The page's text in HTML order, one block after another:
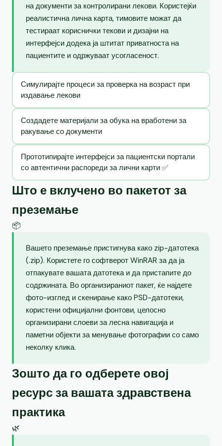
на документи за контролирани лекови. Користејќи
реалистична лична карта, тимовите можат да
тестираат кориснички текови и дизајни на
интерфејси додека ја штитат приватноста на
пациентите и одржуваат усогласеност.
Симулирајте процеси за проверка на возраст при
издавање лекови
Создадете материјали за обука на вработени за
ракување со документи
Прототипирајте интерфејси за пациентски портали
со автентични распореди за лични карти ✅
Што е вклучено во пакетот за
преземање
📦
Вашето преземање пристигнува како zip-датотека
(.zip). Користете го софтверот WinRAR за да ја
отпакувате вашата датотека и да пристапите до
содржината. Во организираниот пакет, ќе најдете
фото-изглед и скенирање како PSD-датотеки,
користени официјални фонтови, целосно
организирани слоеви за лесна навигација и
паметни објекти за менување фотографии со само
неколку клика.
Зошто да го одберете овој
ресурс за вашата здравствена
практика
🌿